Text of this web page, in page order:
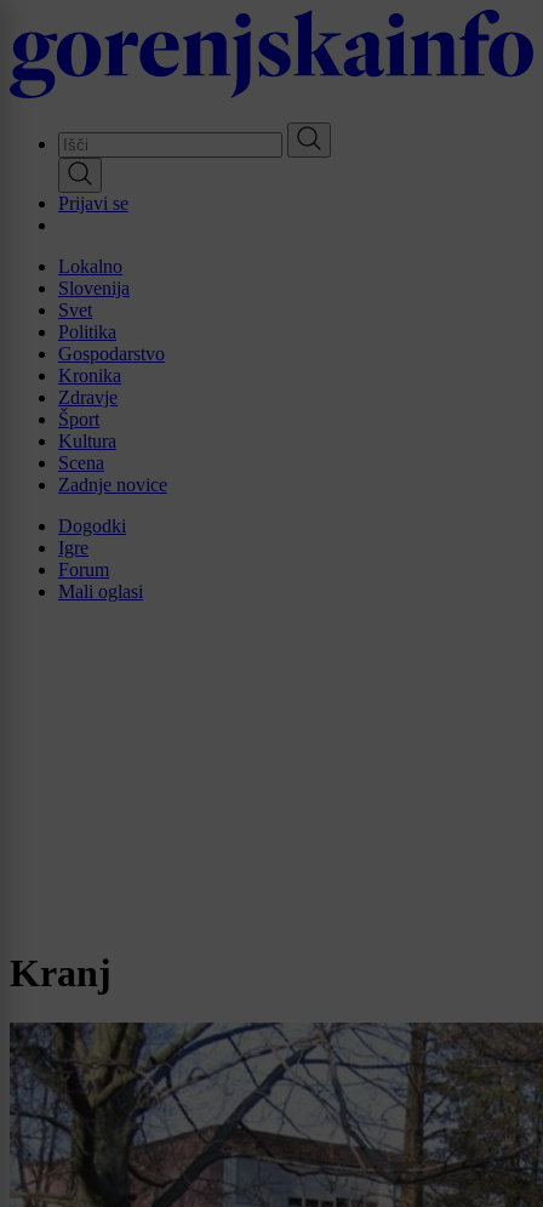
to
main
content
Prijavi se
Lokalno
Slovenija
Svet
Politika
Gospodarstvo
Kronika
Zdravje
Šport
Kultura
Scena
Zadnje novice
Dogodki
Igre
Forum
Mali oglasi
Kranj